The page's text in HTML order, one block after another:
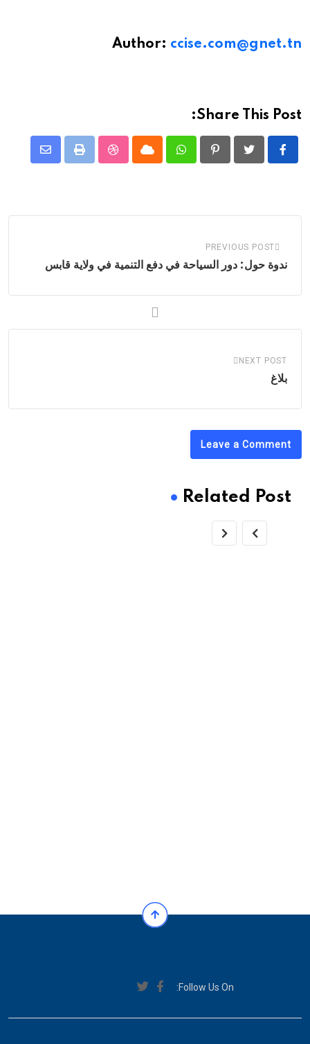
Author: ccise.com@gnet.tn
Share This Post:
Pinterest
Whatsapp
Cloud
StumbleUpon
Print
Share
PREVIOUS POST
ندوة حول: دور السياحة في دفع التنمية في ولاية قابس
NEXT POST
بلاغ
Leave a Comment
Related Post
Follow Us On: